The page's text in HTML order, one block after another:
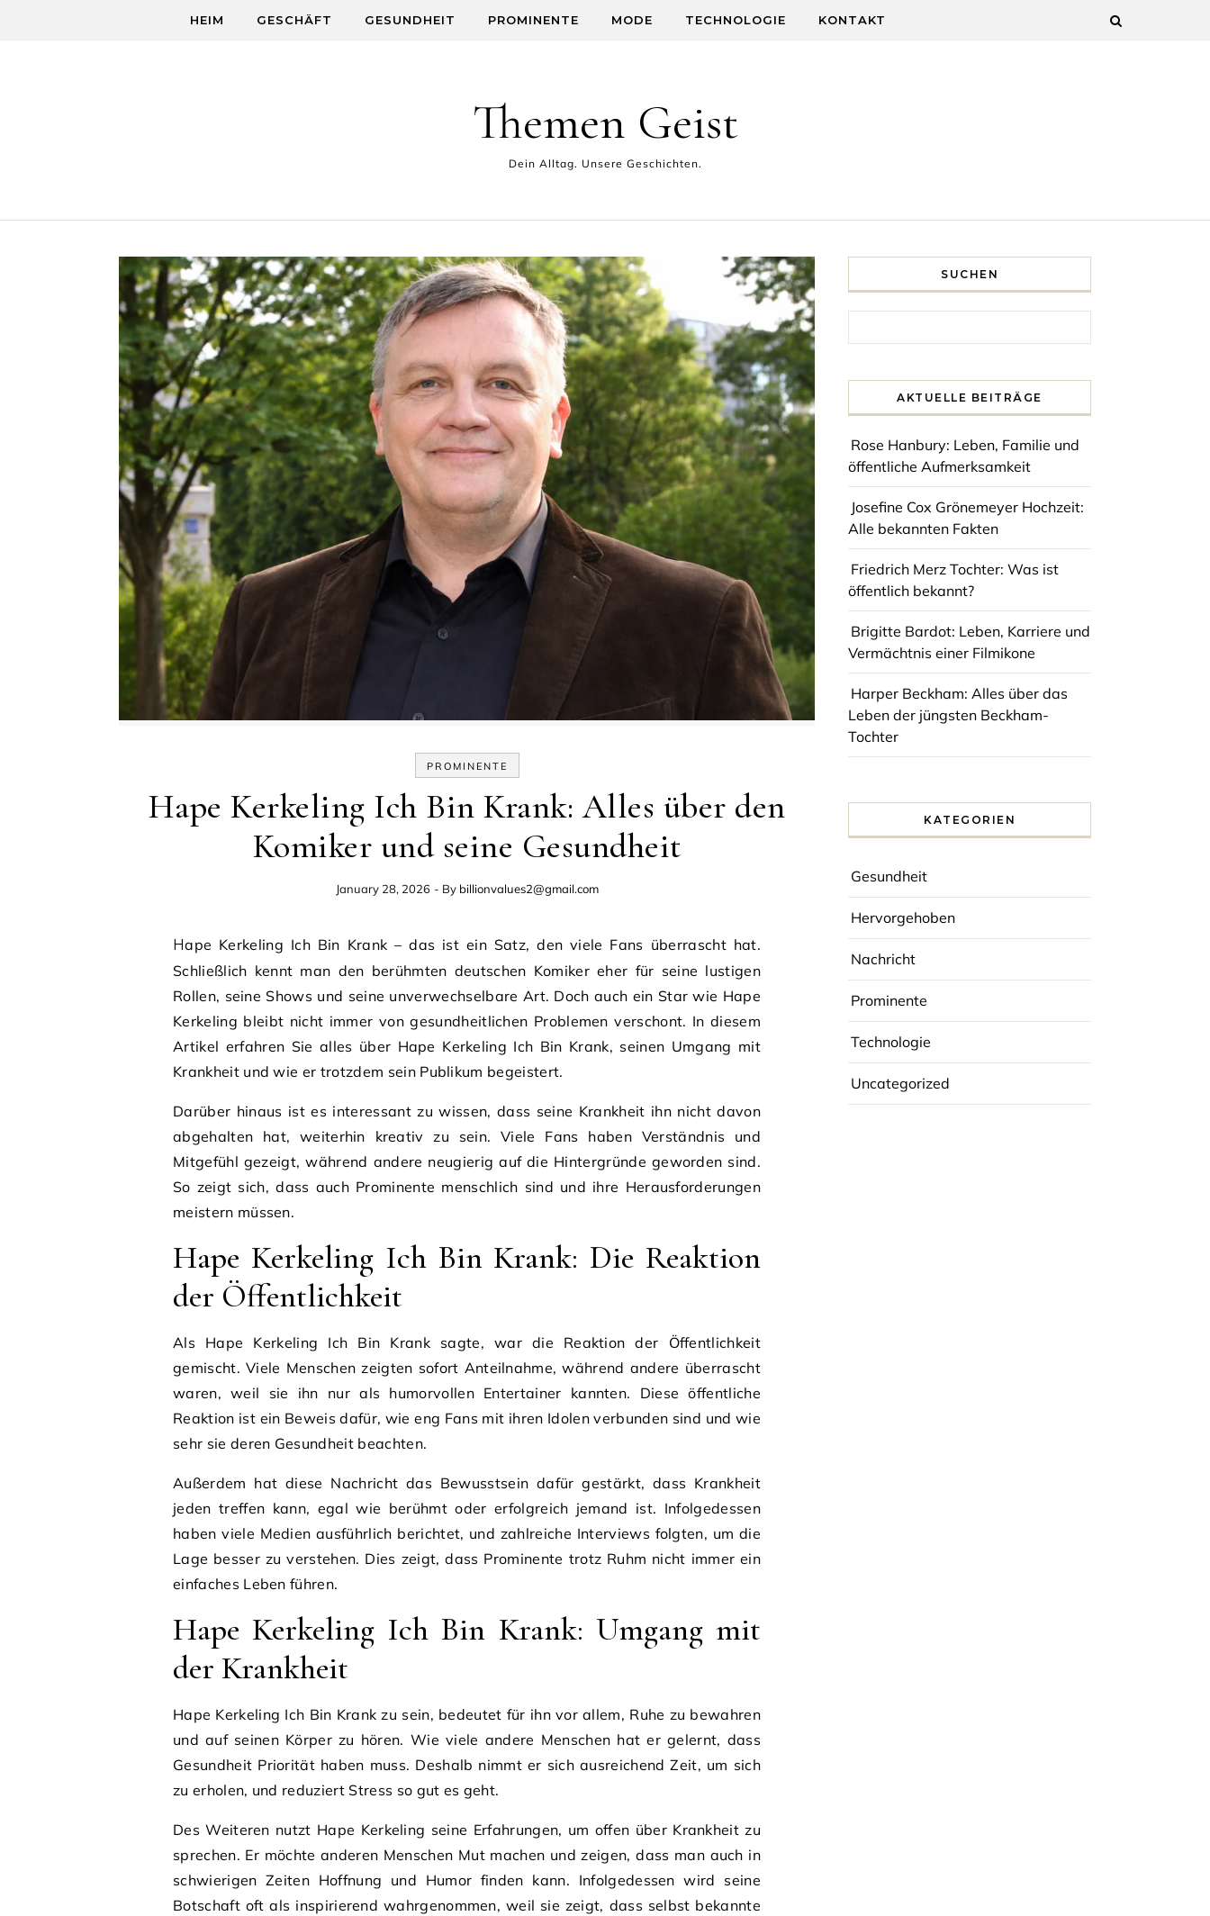
HEIM GESCHÄFT GESUNDHEIT PROMINENTE MODE TECHNOLOGIE KONTAKT
Themen Geist
Dein Alltag. Unsere Geschichten.
PROMINENTE
Hape Kerkeling Ich Bin Krank: Alles über den
Komiker und seine Gesundheit
January 28, 2026 - By billionvalues2@gmail.com
Hape Kerkeling Ich Bin Krank – das ist ein Satz, den viele Fans überrascht hat.
Schließlich kennt man den berühmten deutschen Komiker eher für seine lustigen
Rollen, seine Shows und seine unverwechselbare Art. Doch auch ein Star wie Hape
Kerkeling bleibt nicht immer von gesundheitlichen Problemen verschont. In diesem
Artikel erfahren Sie alles über Hape Kerkeling Ich Bin Krank, seinen Umgang mit
Krankheit und wie er trotzdem sein Publikum begeistert.
Darüber hinaus ist es interessant zu wissen, dass seine Krankheit ihn nicht davon
abgehalten hat, weiterhin kreativ zu sein. Viele Fans haben Verständnis und
Mitgefühl gezeigt, während andere neugierig auf die Hintergründe geworden sind.
So zeigt sich, dass auch Prominente menschlich sind und ihre Herausforderungen
meistern müssen.
Hape Kerkeling Ich Bin Krank: Die Reaktion
der Öffentlichkeit
Als Hape Kerkeling Ich Bin Krank sagte, war die Reaktion der Öffentlichkeit
gemischt. Viele Menschen zeigten sofort Anteilnahme, während andere überrascht
waren, weil sie ihn nur als humorvollen Entertainer kannten. Diese öffentliche
Reaktion ist ein Beweis dafür, wie eng Fans mit ihren Idolen verbunden sind und wie
sehr sie deren Gesundheit beachten.
Außerdem hat diese Nachricht das Bewusstsein dafür gestärkt, dass Krankheit
jeden treffen kann, egal wie berühmt oder erfolgreich jemand ist. Infolgedessen
haben viele Medien ausführlich berichtet, und zahlreiche Interviews folgten, um die
Lage besser zu verstehen. Dies zeigt, dass Prominente trotz Ruhm nicht immer ein
einfaches Leben führen.
Hape Kerkeling Ich Bin Krank: Umgang mit
der Krankheit
Hape Kerkeling Ich Bin Krank zu sein, bedeutet für ihn vor allem, Ruhe zu bewahren
und auf seinen Körper zu hören. Wie viele andere Menschen hat er gelernt, dass
Gesundheit Priorität haben muss. Deshalb nimmt er sich ausreichend Zeit, um sich
zu erholen, und reduziert Stress so gut es geht.
Des Weiteren nutzt Hape Kerkeling seine Erfahrungen, um offen über Krankheit zu
sprechen. Er möchte anderen Menschen Mut machen und zeigen, dass man auch in
schwierigen Zeiten Hoffnung und Humor finden kann. Infolgedessen wird seine
Botschaft oft als inspirierend wahrgenommen, weil sie zeigt, dass selbst bekannte
SUCHEN
AKTUELLE BEITRÄGE
Rose Hanbury: Leben, Familie und
öffentliche Aufmerksamkeit
Josefine Cox Grönemeyer Hochzeit:
Alle bekannten Fakten
Friedrich Merz Tochter: Was ist
öffentlich bekannt?
Brigitte Bardot: Leben, Karriere und
Vermächtnis einer Filmikone
Harper Beckham: Alles über das
Leben der jüngsten Beckham-
Tochter
KATEGORIEN
Gesundheit
Hervorgehoben
Nachricht
Prominente
Technologie
Uncategorized